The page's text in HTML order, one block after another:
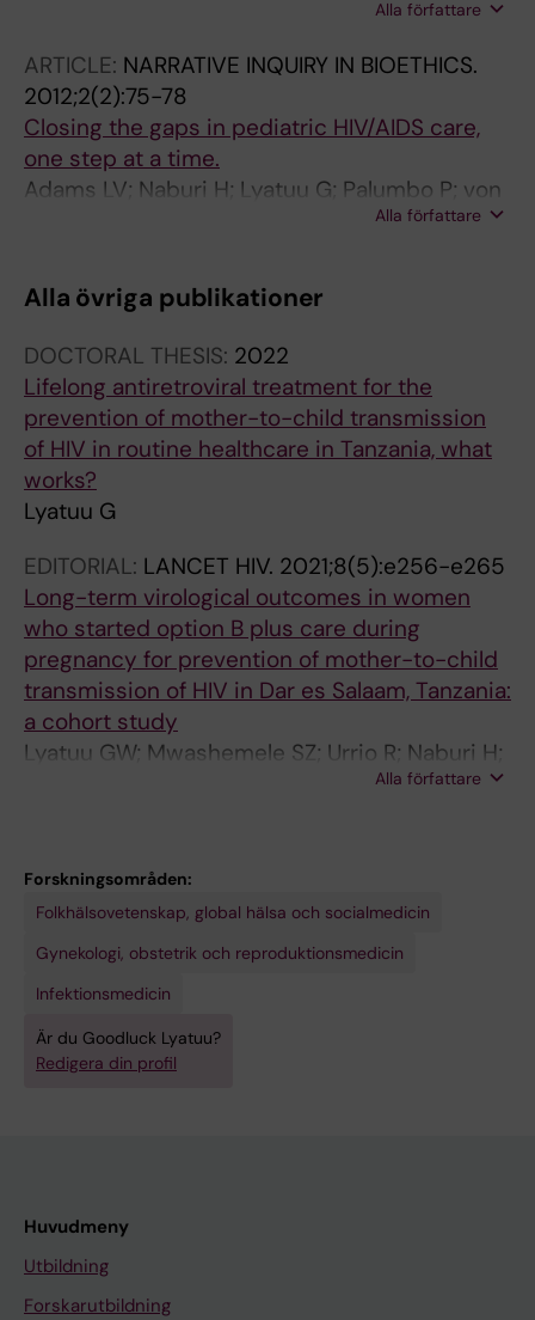
Kimaro J; Adams LV; Palumbo PE; von Reyn CF
Alla författare
ARTICLE: NARRATIVE INQUIRY IN BIOETHICS.
2012;2(2):75-78
Closing the gaps in pediatric HIV/AIDS care,
one step at a time.
Adams LV; Naburi H; Lyatuu G; Palumbo P; von
Alla författare
Alla övriga publikationer
DOCTORAL THESIS: 2022
Lifelong antiretroviral treatment for the
prevention of mother-to-child transmission
of HIV in routine healthcare in Tanzania, what
works?
Lyatuu G
EDITORIAL: LANCET HIV. 2021;8(5):e256-e265
Long-term virological outcomes in women
who started option B plus care during
pregnancy for prevention of mother-to-child
transmission of HIV in Dar es Salaam, Tanzania:
a cohort study
Lyatuu GW; Mwashemele SZ; Urrio R; Naburi H;
Kashmir N; Machumi L; Kibao A; Sellah Z;
Alla författare
Forskningsområden:
Folkhälsovetenskap, global hälsa och socialmedicin
Gynekologi, obstetrik och reproduktionsmedicin
Infektionsmedicin
Är du Goodluck Lyatuu?
Redigera din profil
Huvudmeny
Utbildning
Forskarutbildning